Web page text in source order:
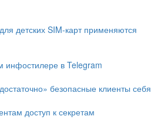
детских SIM-карт применяются
инфостилере в Telegram
безопасные клиенты себя
доступ к секретам